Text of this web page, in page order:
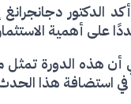
الدكتور
على أهمية
هذه الدورة تمثل
استضافة هذا الحدث